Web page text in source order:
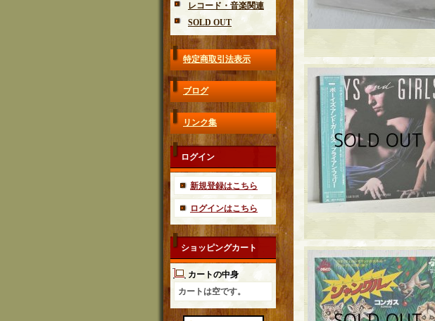
レコード・音楽関連
SOLD OUT
特定商取引法表示
ブログ
リンク集
ログイン
新規登録はこちら
ログインはこちら
ショッピングカート
カートの中身
カートは空です。